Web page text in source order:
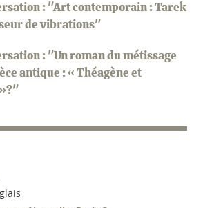
: "Art contemporain : Tarek
de vibrations"
: "Un roman du métissage
antique : « Théagène et